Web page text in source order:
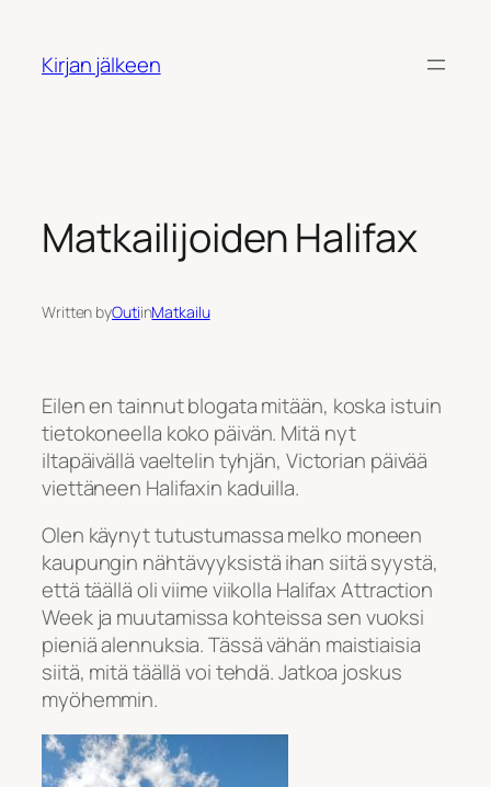
Kirjan jälkeen
Matkailijoiden Halifax
Written byOutiinMatkailu
Eilen en tainnut blogata mitään, koska istuin
tietokoneella koko päivän. Mitä nyt
iltapäivällä vaeltelin tyhjän, Victorian päivää
viettäneen Halifaxin kaduilla.
Olen käynyt tutustumassa melko moneen
kaupungin nähtävyyksistä ihan siitä syystä,
että täällä oli viime viikolla Halifax Attraction
Week ja muutamissa kohteissa sen vuoksi
pieniä alennuksia. Tässä vähän maistiaisia
siitä, mitä täällä voi tehdä. Jatkoa joskus
myöhemmin.